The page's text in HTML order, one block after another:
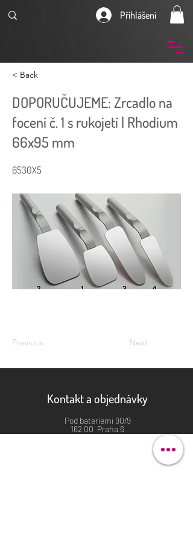
Přihlášení
< Back
DOPORUČUJEME: Zrcadlo na
focení č. 1 s rukojetí | Rhodium
66x95 mm
6530X5
Previous Next
Kontakt a objednávky
Pod bateriemi 90/9
162 00 Praha 6